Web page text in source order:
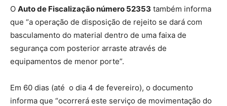
O Auto de Fiscalização número 52353 também informa
que “a operação de disposição de rejeito se dará com
basculamento do material dentro de uma faixa de
segurança com posterior arraste através de
equipamentos de menor porte”.
Em 60 dias (até o dia 4 de fevereiro), o documento
informa que “ocorrerá este serviço de movimentação do